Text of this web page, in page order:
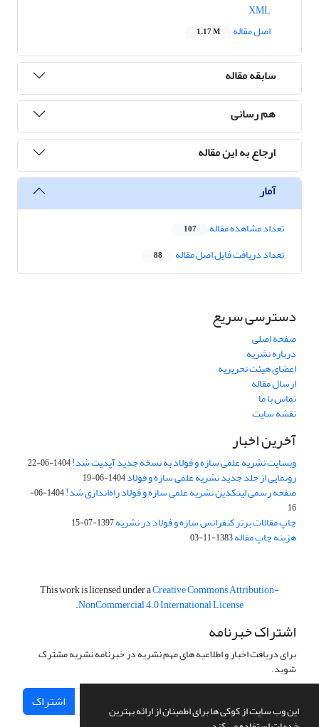
این وب سایت از کوکی ها برای اطمینان از ارائه بهترین
اصل مقاله
1.17 M
سابقه مقاله
هم رسانی
ارجاع به این مقاله
آمار
تعداد مشاهده مقاله 107
تعداد دریافت فایل اصل مقاله 88
دسترسی سریع
صفحه اصلی
درباره نشریه
اعضای هیئت تحریریه
ارسال مقاله
تماس با ما
نقشه سایت
آخرین اخبار
وبسایت نشریه علمی سازه و فولاد به نسخه جدید آپدیت شد!1404-06-22
رونمایی از جلد جدید نشریه علمی سازه و فولاد1404-06-19
صفحه رسمی لینکدین نشریه علمی سازه و فولاد راه‌اندازی شد!
1404-06-
16
چاپ مقالات برتر کنفرانس سازه و فولاد در نشریه1397-07-15
هزینه چاپ مقاله1383-11-03
This work is licensed under aCreative Commons Attribution-
NonCommercial 4.0 International License
.
اشتراک خبرنامه
برای دریافت اخبار و اطلاعیه های مهم نشریه در خبرنامه نشریه مشترک
شوید.
اشتراک